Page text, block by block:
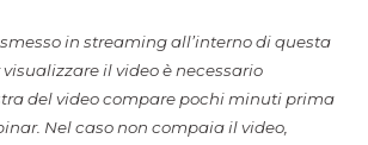
in streaming all’interno di questa
il video è necessario
del video compare pochi minuti prima
Nel caso non compaia il video,